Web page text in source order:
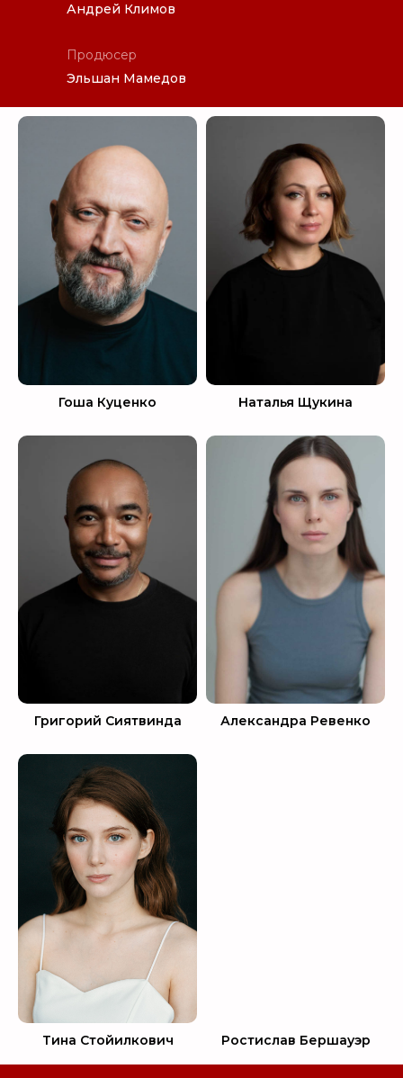
Эльшан Мамедов
Продюсер
Андрей Климов
Гоша Куценко Наталья Щукина
Григорий Сиятвинда Александра Ревенко
Тина Стойилкович Ростислав Бершауэр